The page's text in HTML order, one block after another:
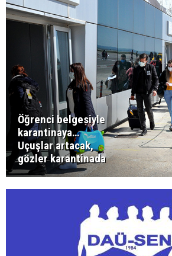
Öğrenci belgesiyle
karantinaya…
Uçuşlar artacak,
gözler karantinada